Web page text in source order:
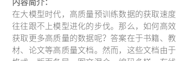
在大模型时代，高质量预训练数据的获取速度
往往跟不上模型进化的步伐。那么，如何高效
获取更多高质量的数据呢？答案在于书籍、教
材、论文等高质量文档。然而，这些文档由于